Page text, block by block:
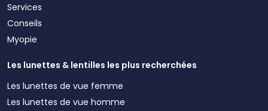
Services
Conseils
Myopie
Les lunettes & lentilles les plus recherchées
Les lunettes de vue femme
Les lunettes de vue homme